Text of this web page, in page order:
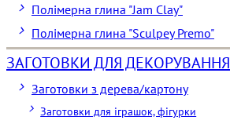
Полімерна глина "Jam Clay"
Полімерна глина "Sculpey Premo"
ЗАГОТОВКИ ДЛЯ ДЕКОРУВАННЯ
Заготовки з дерева/картону
Заготовки для іграшок, фігурки